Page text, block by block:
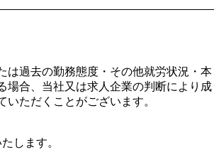
は過去の勤務態度・その他就労状況・本
場合、当社又は求人企業の判断により成
ただくことがございます。
します。